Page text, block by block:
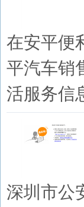
在安平便
平汽车销
活服务信
深圳市公